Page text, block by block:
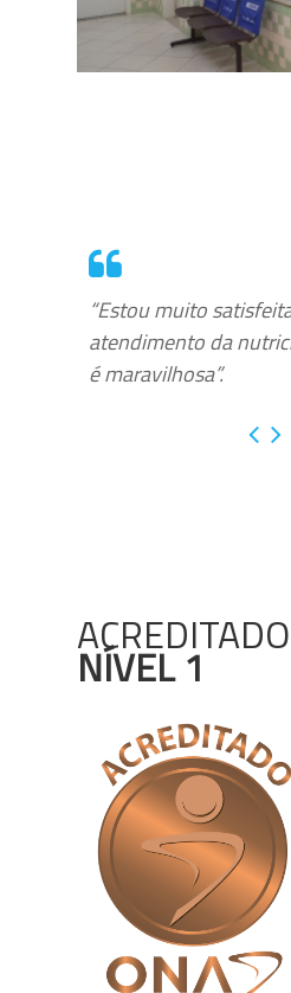
“Estou muito
atendimento da
é maravilhosa”.
ACREDITADO
NÍVEL 1